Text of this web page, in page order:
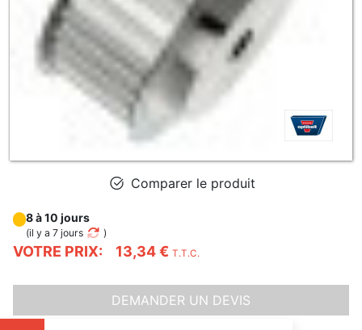
Comparer le produit
VOTRE PRIX: 13,34 € T.T.C.
8 à 10 jours
(il y a 7 jours )
DEMANDER UN DEVIS